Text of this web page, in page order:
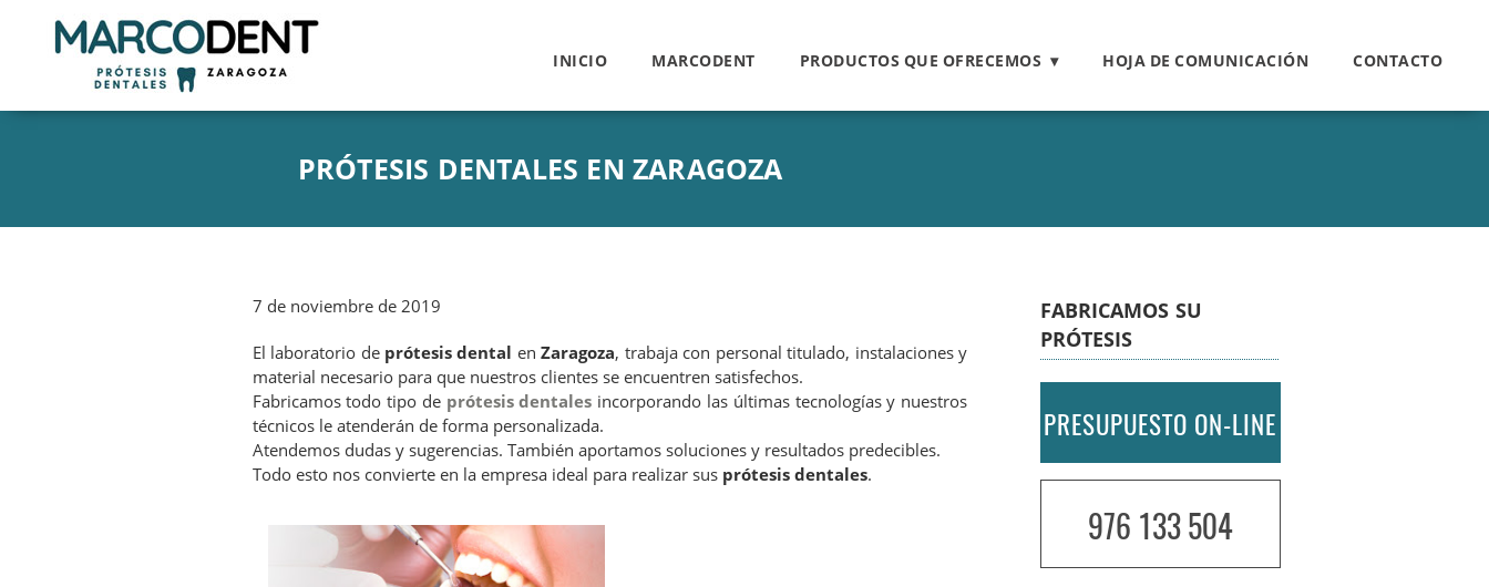
INICIO MARCODENT PRODUCTOS QUE OFRECEMOS HOJA DE COMUNICACIÓN CONTACTO
PRÓTESIS DENTALES EN ZARAGOZA
7 de noviembre de 2019
El laboratorio de prótesis dental enZaragoza, trabaja con personal titulado, instalaciones y
material necesario para que nuestros clientes se encuentren satisfechos.
Fabricamos todo tipo de prótesis dentales incorporando las últimas tecnologías y nuestros
técnicos le atenderán de forma personalizada.
Atendemos dudas y sugerencias. También aportamos soluciones y resultados predecibles.
Todo esto nos convierte en la empresa ideal para realizar sus prótesis dentales.
FABRICAMOS SU
PRÓTESIS
PRESUPUESTO ON-LINE
976 133 504